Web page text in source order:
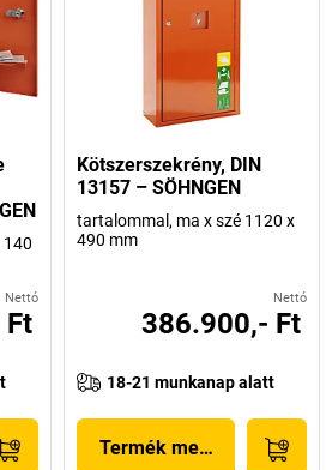
140
Nettó
Ft
Kötszerszekrény, DIN
13157 – SÖHNGEN
tartalommal, ma x szé 1120 x
490 mm
Nettó
386.900,- Ft
18-21 munkanap alatt
Termék megjelenítése